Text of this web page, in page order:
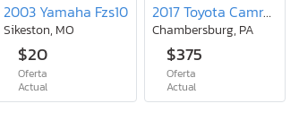
2003 Yamaha Fzs10
Sikeston, MO
$20
Oferta
Actual
2017 Toyota Camry se
Chambersburg, PA
$375
Oferta
Actual